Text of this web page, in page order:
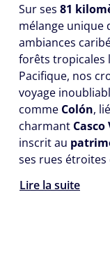
Sur ses 81
mélange unique
ambiances
forêts tropicales
Pacifique, nos
voyage
comme Colón,
charmant Casco
inscrit au
ses rues
Lire la suite